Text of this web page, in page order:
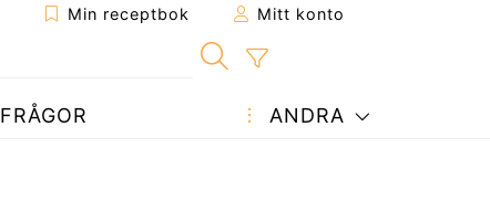
Min receptbok Mitt konto
FRÅGOR ANDRA